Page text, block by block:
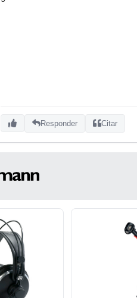
Responder Citar